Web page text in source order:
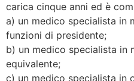
carica cinque anni ed è
a) un medico specialista in
funzioni di presidente;
b) un medico specialista in
equivalente;
c) un medico specialista in